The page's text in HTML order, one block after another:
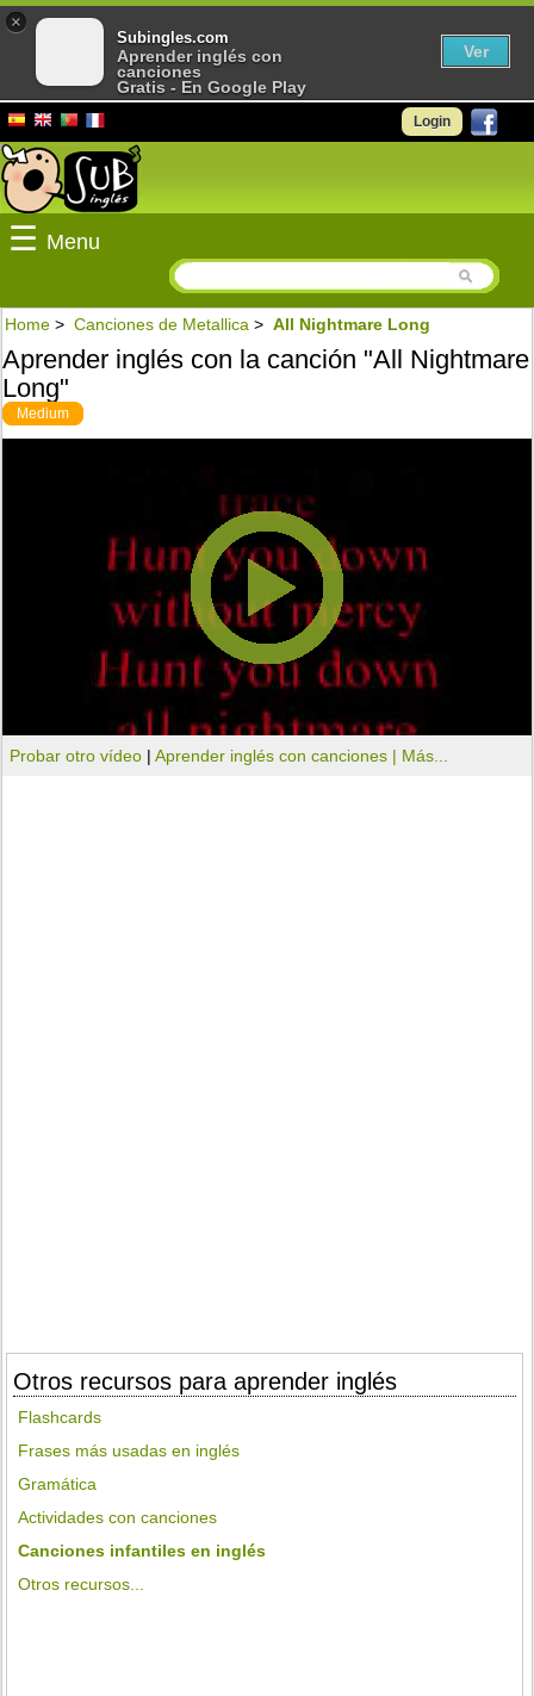
Login
☰ Menu
Home > Canciones de Metallica > All Nightmare Long
Aprender inglés con la canción "All Nightmare
Long"
Medium
Probar otro vídeo |Aprender inglés con canciones | Más...
Otros recursos para aprender inglés
Flashcards
Frases más usadas en inglés
Gramática
Actividades con canciones
Canciones infantiles en inglés
Otros recursos...
×
Subingles.com
Aprender inglés con
canciones
Gratis - En Google Play
Ver